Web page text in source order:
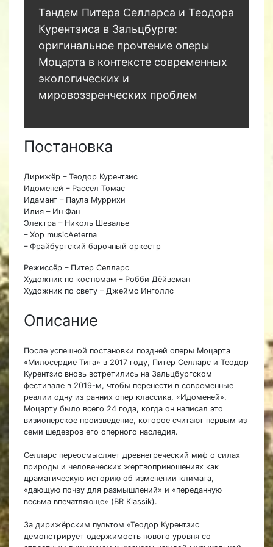
Тандем Питера Селларса и Теодора
Курентзиса в Зальцбурге:
оригинальное прочтение оперы
Моцарта в контексте современных
экологических и
мировоззренческих проблем
Постановка
Дирижёр – Теодор Курентзис
Идоменей – Рассел Томас
Идамант – Паула Муррихи
Илия – Ин Фан
Электра – Николь Шевалье
– Хор musicAeterna
– Фрайбургский барочный оркестр
Режиссёр – Питер Селларс
Художник по костюмам – Робби Дёйвеман
Художник по свету – Джеймс Инголлс
Описание
После успешной постановки поздней оперы Моцарта
«Милосердие Тита» в 2017 году, Питер Селларс и Теодор
Курентзис вновь встретились на Зальцбургском
фестивале в 2019-м, чтобы перенести в современные
реалии одну из ранних опер классика, «Идоменей».
Моцарту было всего 24 года, когда он написал это
визионерское произведение, которое считают первым из
семи шедевров его оперного наследия.
Селларс переосмысляет древнегреческий миф о силах
природы и человеческих жертвоприношениях как
драматическую историю об изменении климата,
«дающую почву для размышлений» и «переданную
весьма впечатляюще» (BR Klassik).
За дирижёрским пультом «Теодор Курентзис
демонстрирует одержимость нового уровня со